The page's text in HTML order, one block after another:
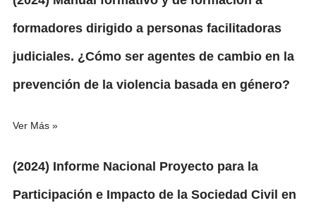
formadores dirigido a personas facilitadoras
judiciales. ¿Cómo ser agentes de cambio en la
prevención de la violencia basada en género?
Ver Más »
(2024) Informe Nacional Proyecto para la
Participación e Impacto de la Sociedad Civil en